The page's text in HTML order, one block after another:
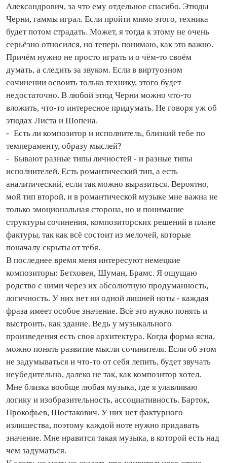
Александрович, за что ему отдельное спасибо. Этюды
Черни, гаммы играл. Если пройти мимо этого, техника
будет потом страдать. Может, я тогда к этому не очень
серьёзно относился, но теперь понимаю, как это важно.
Причём нужно не просто играть и о чём‑то своём
думать, а следить за звуком. Если в виртуозном
сочинении освоить только технику, этого будет
недостаточно. В любой этюд Черни можно что‑то
вложить, что‑то интересное придумать. Не говоря уж об
этюдах Листа и Шопена.
- Есть ли композитор и исполнитель, близкий тебе по
темпераменту, образу мыслей?
- Бывают разные типы личностей - и разные типы
исполнителей. Есть романтический тип, а есть
аналитический, если так можно выразиться. Вероятно,
мой тип второй, и в романтической музыке мне важна не
только эмоциональная сторона, но и понимание
структуры сочинения, композиторских решений в плане
фактуры, так как всё состоит из мелочей, которые
поначалу скрыты от тебя.
В последнее время меня интересуют немецкие
композиторы: Бетховен, Шуман, Брамс. Я ощущаю
родство с ними через их абсолютную продуманность,
логичность. У них нет ни одной лишней ноты - каждая
фраза имеет особое значение. Всё это нужно понять и
выстроить, как здание. Ведь у музыкального
произведения есть своя архитектура. Когда форма ясна,
можно понять развитие мысли сочинителя. Если об этом
не задумываться и что‑то от себя лепить, будет звучать
неубедительно, далеко не так, как композитор хотел.
Мне близка вообще любая музыка, где я улавливаю
логику и изобразительность, ассоциативность. Барток,
Прокофьев, Шостакович. У них нет фактурного
излишества, поэтому каждой ноте нужно придавать
значение. Мне нравится такая музыка, в которой есть над
чем задуматься.